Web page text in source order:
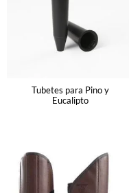
Tubetes para Pino y
Eucalipto